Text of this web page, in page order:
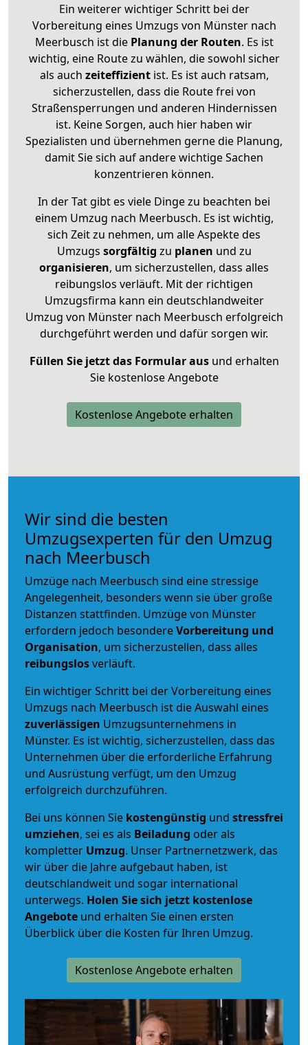
Ein weiterer wichtiger Schritt bei der
Vorbereitung eines Umzugs von Münster nach
Meerbusch ist diePlanung der Routen. Es ist
wichtig, eine Route zu wählen, die sowohl sicher
als auch zeiteffizientist. Es ist auch ratsam,
sicherzustellen, dass die Route frei von
Straßensperrungen und anderen Hindernissen
ist. Keine Sorgen, auch hier haben wir
Spezialisten und übernehmen gerne die Planung,
damit Sie sich auf andere wichtige Sachen
konzentrieren können.
In der Tat gibt es viele Dinge zu beachten bei
einem Umzug nach Meerbusch. Es ist wichtig,
sich Zeit zu nehmen, um alle Aspekte des
Umzugs sorgfältig zu planen und zu
organisieren, um sicherzustellen, dass alles
reibungslos verläuft. Mit der richtigen
Umzugsfirma kann ein deutschlandweiter
Umzug von Münster nach Meerbusch erfolgreich
durchgeführt werden und dafür sorgen wir.
Füllen Sie jetzt das Formular ausund erhalten
Sie kostenlose Angebote
Kostenlose Angebote erhalten
Wir sind die besten
Umzugsexperten für den Umzug
nach Meerbusch
Umzüge nach Meerbusch sind eine stressige
Angelegenheit, besonders wenn sie über große
Distanzen stattfinden. Umzüge von Münster
erfordern jedoch besondereVorbereitung und
Organisation, um sicherzustellen, dass alles
reibungslosverläuft.
Ein wichtiger Schritt bei der Vorbereitung eines
Umzugs nach Meerbusch ist die Auswahl eines
zuverlässigen Umzugsunternehmens in
Münster. Es ist wichtig, sicherzustellen, dass das
Unternehmen über die erforderliche Erfahrung
und Ausrüstung verfügt, um den Umzug
erfolgreich durchzuführen.
Bei uns können Sie kostengünstig und stressfrei
umziehen, sei es als Beiladung oder als
kompletter Umzug. Unser Partnernetzwerk, das
wir über die Jahre aufgebaut haben, ist
deutschlandweit und sogar international
unterwegs. Holen Sie sich jetzt kostenlose
Angebote und erhalten Sie einen ersten
Überblick über die Kosten für Ihren Umzug.
Kostenlose Angebote erhalten